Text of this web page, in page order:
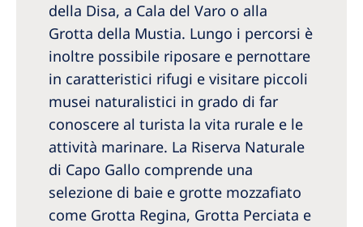
della Disa, a Cala del Varo o alla
Grotta della Mustia. Lungo i percorsi è
inoltre possibile riposare e pernottare
in caratteristici rifugi e visitare piccoli
musei naturalistici in grado di far
conoscere al turista la vita rurale e le
attività marinare. La Riserva Naturale
di Capo Gallo comprende una
selezione di baie e grotte mozzafiato
come Grotta Regina, Grotta Perciata e